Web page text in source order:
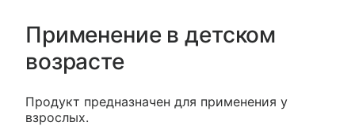
Применение в детском
возрасте
Продукт предназначен для применения у
взрослых.